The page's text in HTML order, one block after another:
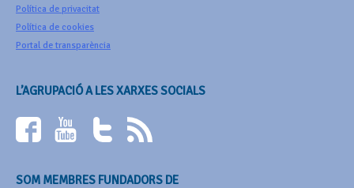
Política de privacitat
Política de cookies
Portal de transparència
L’AGRUPACIÓ A LES XARXES SOCIALS
SOM MEMBRES FUNDADORS DE